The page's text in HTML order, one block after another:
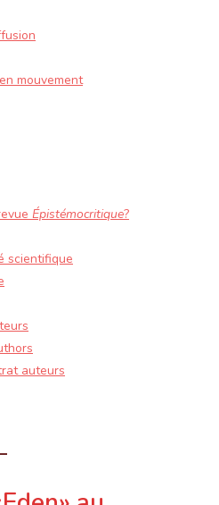
mouvement
Épistémocritique?
scientifique
auteurs